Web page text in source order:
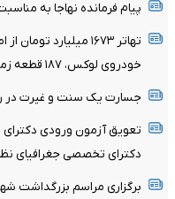
پیام فرمانده نهاجا به
خودروی لوکس، ۱۸۷ قطعه زمین و ۸۶ واحد آپارتمان
جسارت یک سنت و غیرت در
تعویق آزمون ورودی
دکترای تخصصی جغرافیای
برگزاری مراسم بزرگداشت